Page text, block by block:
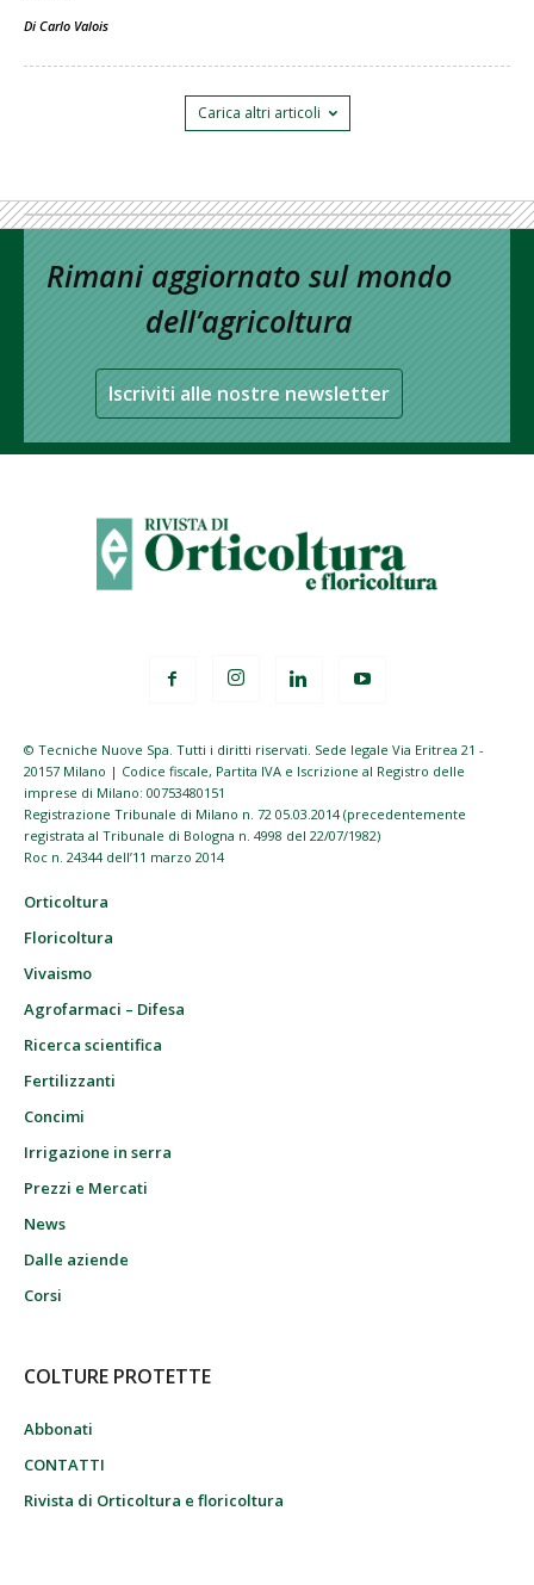
Di Carlo Valois
Carica altri articoli
Rimani aggiornato sul mondo
dell’agricoltura
Iscriviti alle nostre newsletter
© Tecniche Nuove Spa. Tutti i diritti riservati. Sede legale Via Eritrea 21 -
20157 Milano | Codice fiscale, Partita IVA e Iscrizione al Registro delle
imprese di Milano: 00753480151
Registrazione Tribunale di Milano n. 72 05.03.2014 (precedentemente
registrata al Tribunale di Bologna n. 4998 del 22/07/1982)
Roc n. 24344 dell’11 marzo 2014
Orticoltura
Floricoltura
Vivaismo
Agrofarmaci – Difesa
Ricerca scientifica
Fertilizzanti
Concimi
Irrigazione in serra
Prezzi e Mercati
News
Dalle aziende
Corsi
COLTURE PROTETTE
Abbonati
CONTATTI
Rivista di Orticoltura e floricoltura